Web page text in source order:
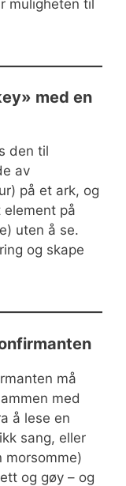
muligheten til
med en
den til
av
på et ark, og
på
uten å se.
og skape
må
med
å lese en
sang, eller
morsomme)
og gøy – og